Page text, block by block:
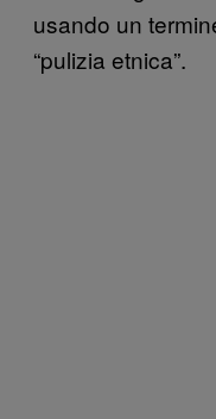
usando un
“pulizia etnica”.